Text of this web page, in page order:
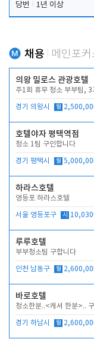
당번
1년 이상
채용 메인포커
의왕 밀로스 관광호텔
주1회 휴무 청소 부부팀, 3
경기 의왕시 월
호텔야자 평택역점
청소 1팀 구인합니다
경기 평택시 월
하라스호텔
영등포 하라스호텔
서울 영등포구 시 10,030
루루호텔
부부청소팀 구합니다
인천 남동구 월
바로호텔
청소한분..<캐셔 한분>..
경기 하남시 월